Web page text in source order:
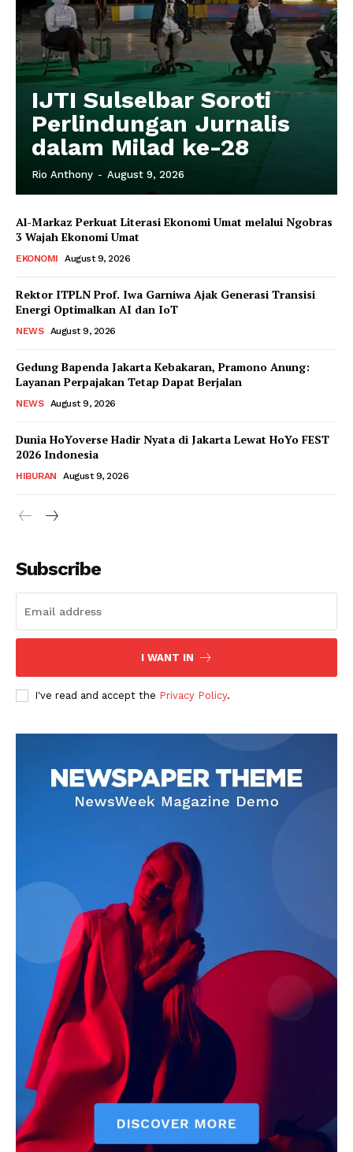
IJTI Sulselbar Soroti
Perlindungan Jurnalis
dalam Milad ke-28
Rio Anthony - August 9, 2026
Al-Markaz Perkuat Literasi Ekonomi Umat melalui Ngobras
3 Wajah Ekonomi Umat
EKONOMI August 9, 2026
Rektor ITPLN Prof. Iwa Garniwa Ajak Generasi Transisi
Energi Optimalkan AI dan IoT
NEWS August 9, 2026
Gedung Bapenda Jakarta Kebakaran, Pramono Anung:
Layanan Perpajakan Tetap Dapat Berjalan
NEWS August 9, 2026
Dunia HoYoverse Hadir Nyata di Jakarta Lewat HoYo FEST
2026 Indonesia
HIBURAN August 9, 2026
Subscribe
I WANT IN
I've read and accept the Privacy Policy.